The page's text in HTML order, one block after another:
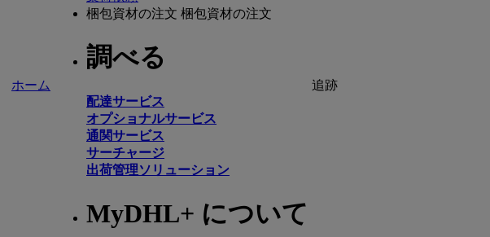
ホーム
梱包資材の注文 梱包資材の注文
調べる
配達サービス
オプショナルサービス
通関サービス
サーチャージ
出荷管理ソリューション
MyDHL+ について
追跡